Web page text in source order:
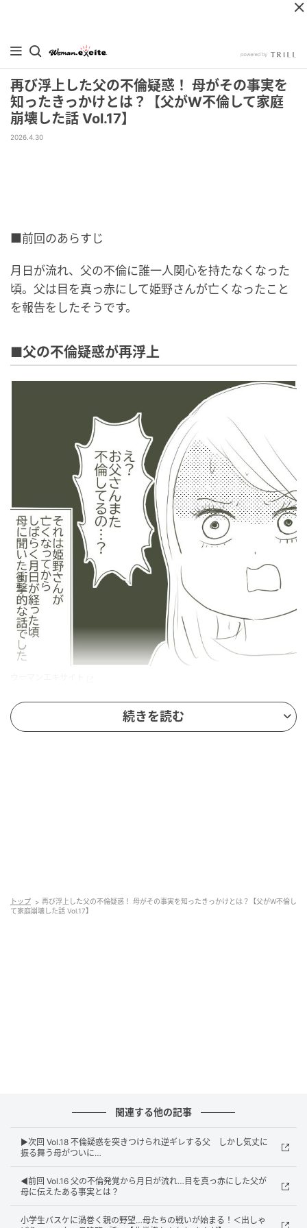
再び浮上した父の不倫疑惑！ 母がその事実を
知ったきっかけとは？【父がW不倫して家庭
崩壊した話 Vol.17】
2026.4.30
■前回のあらすじ
月日が流れ、父の不倫に誰一人関心を持たなくなった
頃。父は目を真っ赤にして姫野さんが亡くなったこと
を報告をしたそうです。
■父の不倫疑惑が再浮上
続きを読む
トップ
再び浮上した父の不倫疑惑！ 母がその事実を知ったきっかけとは？【父がW不倫し
て家庭崩壊した話 Vol.17】
関連する他の記事
▶︎次回 Vol.18 不倫疑惑を突きつけられ逆ギレする父 しかし気丈に
振る舞う母がついに…
◀︎前回 Vol.16 父の不倫発覚から月日が流れ…目を真っ赤にした父が
母に伝えたある事実とは？
小学生バスケに渦巻く親の野望…母たちの戦いが始まる！＜出しゃ